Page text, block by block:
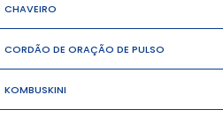
CHAVEIRO
CORDÃO DE ORAÇÃO DE PULSO
KOMBUSKINI